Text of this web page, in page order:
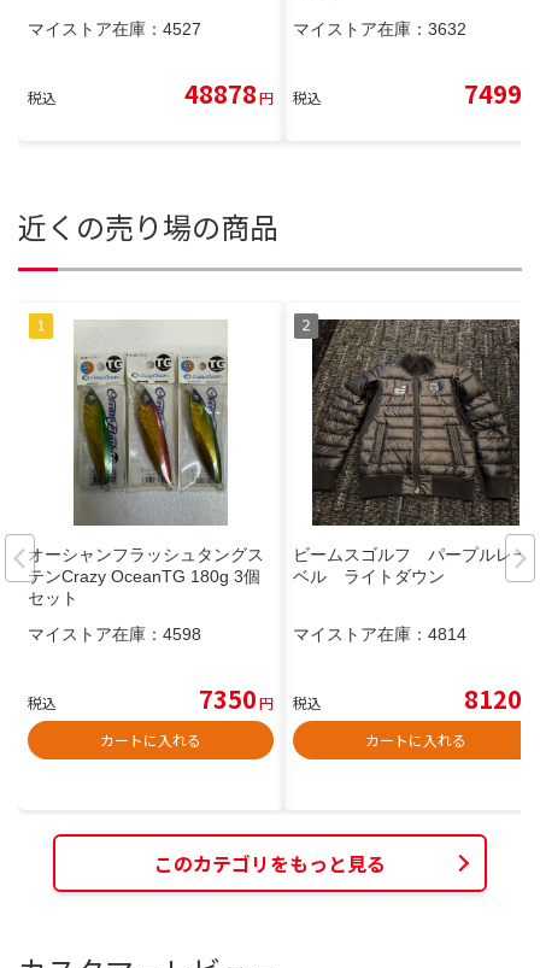
マイストア在庫： 4527
税込 48878円
マイストア在庫： 3632
税込 7499
近くの売り場の商品
オーシャンフラッシュタングス
テンCrazy OceanTG 180g 3個
セット
マイストア在庫： 4598
税込 7350円
カートに入れる
ビームスゴルフ パープルレー
ベル ライトダウン
マイストア在庫： 4814
税込 8120
カートに入れる
このカテゴリをもっと見る